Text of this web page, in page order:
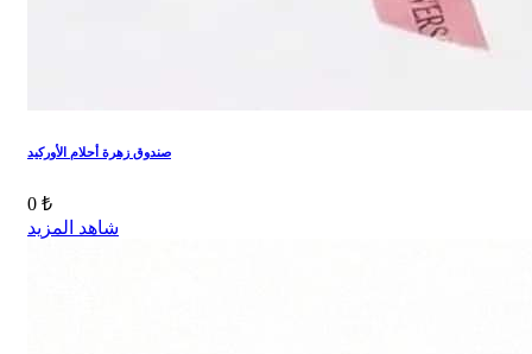
صندوق زهرة أحلام الأوركيد
0 ₺
شاهد المزيد